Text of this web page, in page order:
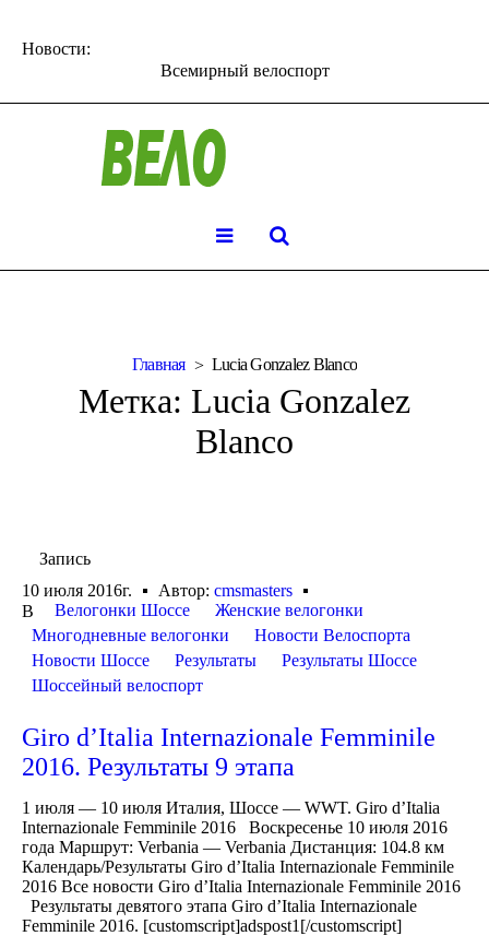
Новости:
Всемирный велоспорт
Главная Lucia Gonzalez Blanco
Метка: Lucia Gonzalez
Blanco
Запись
10 июля 2016г.
Автор: cmsmasters
В
Велогонки Шоссе
Женские велогонки
Многодневные велогонки
Новости Велоспорта
Новости Шоссе
Результаты
Результаты Шоссе
Шоссейный велоспорт
Giro d’Italia Internazionale Femminile
2016. Результаты 9 этапа
1 июля — 10 июля Италия, Шоссе — WWT. Giro d’Italia
Internazionale Femminile 2016 Воскресенье 10 июля 2016
года Маршрут: Verbania — Verbania Дистанция: 104.8 км
Календарь/Результаты Giro d’Italia Internazionale Femminile
2016 Все новости Giro d’Italia Internazionale Femminile 2016
Результаты девятого этапа Giro d’Italia Internazionale
Femminile 2016. [customscript]adspost1[/customscript]